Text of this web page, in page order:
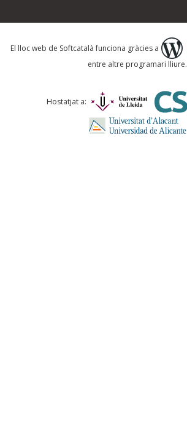
Què proposeu?
Comentari *
El lloc web de Softcatalà funciona gràcies a
entre altre programari lliure.
Hostatjat a: